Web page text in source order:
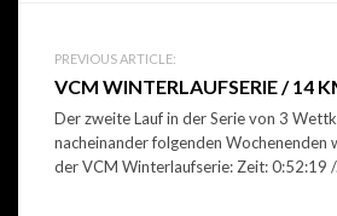
PREVIOUS ARTICLE:
VCM WINTERLAUFSERIE / 14
Der zweite Lauf in der Serie von 3
nacheinander folgenden Wochenenden
der VCM Winterlaufserie: Zeit: 0:52:19 /